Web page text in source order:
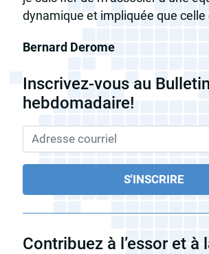
dynamique et impliquée que celle
Bernard Derome
Inscrivez-vous au Bulletin
hebdomadaire!
Contribuez à l’essor et à